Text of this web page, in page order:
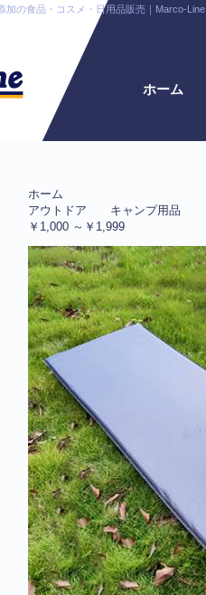
加の食品・コスメ・日用品販売｜Marco-Line
ホーム
ホーム
アウトドア
キャンプ用品
￥1,000 ～￥1,999